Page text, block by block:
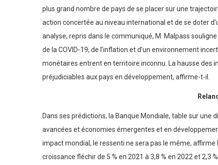
plus grand nombre de pays de se placer sur une
action concertée au niveau international et de se doter
analyse, repris dans le communiqué, M. Malpass
de la COVID-19, de l’inflation et d’un environnement
monétaires entrent en territoire inconnu. La hausse des
préjudiciables aux pays en développement, affirme-t-il.
Dans ses prédictions, la Banque Mondiale, table sur
avancées et économies émergentes et en
impact mondial, le ressenti ne sera pas le même,
croissance fléchir de 5 % en 2021 à 3,8 % en 2022 et 2,3